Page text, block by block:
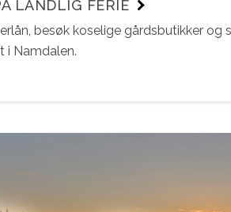
LANDLIG FERIE
besøk koselige gårdsbutikker og
i Namdalen.